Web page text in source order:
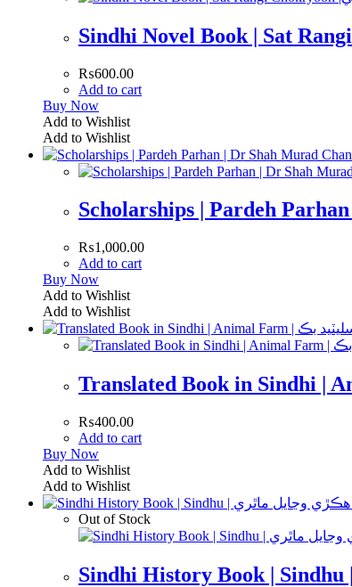
₨600.00
Add to cart
Buy Now
Add to Wishlist
Add to Wishlist
₨1,000.00
Add to cart
Buy Now
Add to Wishlist
Add to Wishlist
₨400.00
Add to cart
Buy Now
Add to Wishlist
Add to Wishlist
Out of Stock